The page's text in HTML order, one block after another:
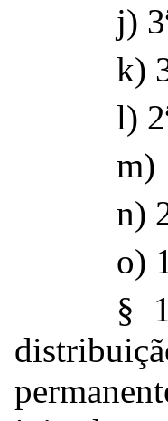
j)
k)
l)
m)
n)
o)
§